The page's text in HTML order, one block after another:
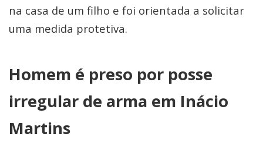
na casa de um filho e foi orientada a solicitar
uma medida protetiva.
Homem é preso por posse
irregular de arma em Inácio
Martins